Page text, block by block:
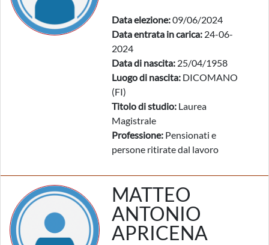
Data elezione:09/06/2024
Data entrata in carica: 24-06-
2024
Data di nascita: 25/04/1958
Luogo di nascita: DICOMANO
(FI)
Titolo di studio: Laurea
Magistrale
Professione: Pensionati e
persone ritirate dal lavoro
MATTEO
ANTONIO
APRICENA